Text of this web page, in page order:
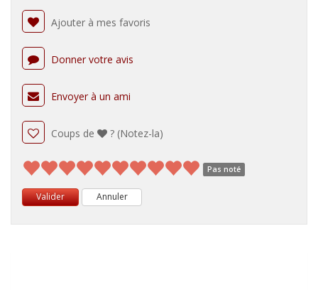
Ajouter à mes favoris
Donner votre avis
Envoyer à un ami
Coups de ? (Notez-la)
Pas noté
Valider Annuler